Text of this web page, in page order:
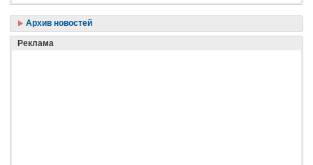
Архив новостей
Реклама